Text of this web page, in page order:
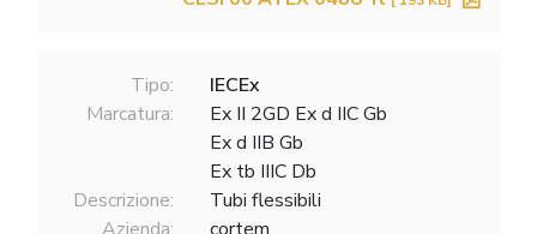
Tipo:
IECEx
Marcatura:
Ex II 2GD Ex d IIC Gb
Ex d IIB Gb
Ex tb IIIC Db
Descrizione:
Tubi flessibili